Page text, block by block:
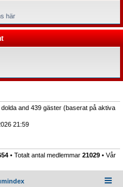
här
and 439 gäster (baserat på aktiva
21:59
• Totalt antal medlemmar 21029 • Vår